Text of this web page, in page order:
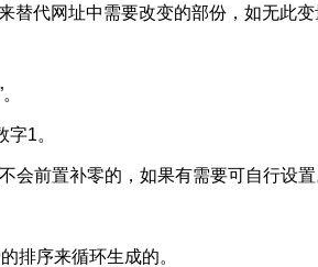
替代网址中需要改变的部份，如无此变
1。
前置补零的，如果有需要可自行设置
排序来循环生成的。